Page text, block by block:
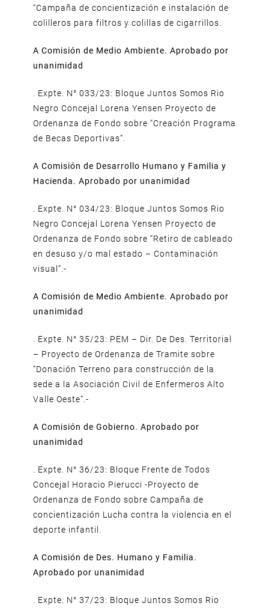
“Campaña de concientización e instalación de
colilleros para filtros y colillas de cigarrillos.
A Comisión de Medio Ambiente. Aprobado por
unanimidad
. Expte. N° 033/23: Bloque Juntos Somos Rio
Negro Concejal Lorena Yensen Proyecto de
Ordenanza de Fondo sobre “Creación Programa
de Becas Deportivas”.
A Comisión de Desarrollo Humano y Familia y
Hacienda. Aprobado por unanimidad
. Expte. N° 034/23: Bloque Juntos Somos Rio
Negro Concejal Lorena Yensen Proyecto de
Ordenanza de Fondo sobre “Retiro de cableado
en desuso y/o mal estado – Contaminación
visual”.-
A Comisión de Medio Ambiente. Aprobado por
unanimidad
. Expte. N° 35/23: PEM – Dir. De Des. Territorial
– Proyecto de Ordenanza de Tramite sobre
“Donación Terreno para construcción de la
sede a la Asociación Civil de Enfermeros Alto
Valle Oeste”.-
A Comisión de Gobierno. Aprobado por
unanimidad
. Expte. N° 36/23: Bloque Frente de Todos
Concejal Horacio Pierucci -Proyecto de
Ordenanza de Fondo sobre Campaña de
concientización Lucha contra la violencia en el
deporte infantil.
A Comisión de Des. Humano y Familia.
Aprobado por unanimidad
. Expte. N° 37/23: Bloque Juntos Somos Rio